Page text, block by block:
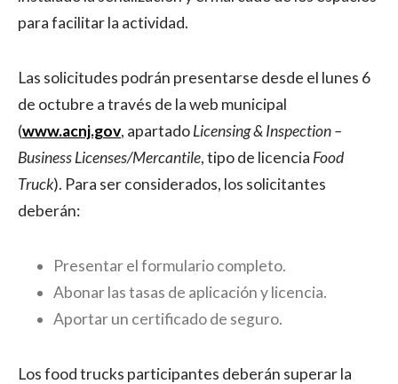
para facilitar la actividad.
Las solicitudes podrán presentarse desde el lunes 6
de octubre a través de la web municipal
(www.acnj.gov, apartadoLicensing & Inspection –
Business Licenses/Mercantile, tipo de licencia Food
Truck). Para ser considerados, los solicitantes
deberán:
Presentar el formulario completo.
Abonar las tasas de aplicación y licencia.
Aportar un certificado de seguro.
Los food trucks participantes deberán superar la